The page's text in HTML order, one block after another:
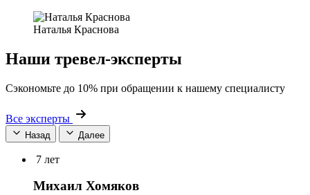
Наталья Краснова
Наши тревел-эксперты
Сэкономьте до 10% при обращении к нашему специалисту
Все эксперты
Назад Далее
7 лет
Михаил Хомяков